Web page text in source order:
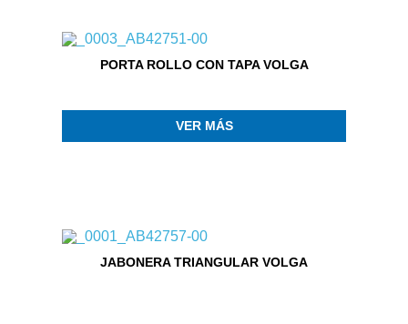
PORTA ROLLO CON TAPA VOLGA
VER MÁS
JABONERA TRIANGULAR VOLGA